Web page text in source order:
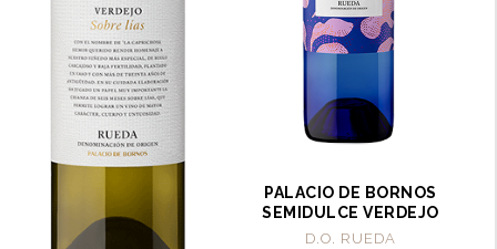
PALACIO DE BORNOS
SEMIDULCE VERDEJO
D.O. RUEDA